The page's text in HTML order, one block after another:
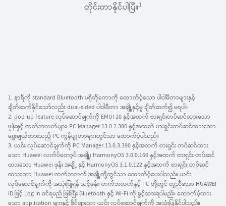
တိုင်းတာနိုင်ပါပြီ။1
windown ပေါ်ထွက်လာပြီး လွယ်ကူစွာချိတ်ဆက်နိုင်ပါသည်။
တပြိုင်နက် ဖွင့်လှစ်အသုံးပြုနိုင်ပါသည်။ Landscape mode နှင့်
ကူးယူ၊ လွှဲပြောင်း နှင့် မျှဝေခြင်းများကို ချိတ်ဆက်ထားသော
1. နာရီကို standard Bluetooth ပရိုတိုကောကို ထောက်ပံ့သော ပါဝါမီတာများနှင့်
ချိတ်ဆက်နိုင်သော်လည်း dual-sided ပါဝါမီတာ အချို့နှင့်မူ ချိတ်ဆက်၍ မရပါ။
2. pop-up feature လုပ်ဆောင်ချက်ကို EMUI 10 နှင့်အထက် ဗားရှင်းတပ်ဆင်ထားသော
ဖုန်းနှင့် တက်ဘလက်များ၊ PC Manager 13.0.2.300 နှင့်အထက် ဗားရှင်းတပ်ဆင်ထားသော
ရွေးချယ်ထားသည့် PC ကွန်ပျူတာများတွင်သာ ထောက်ပံ့ပါသည်။
3. ယင်း လုပ်ဆောင်ချက်ကို PC Manager 13.0.3.390 နှင့်အထက် ဗားရှင်း တပ်ဆင်ထား
သော Huawei လက်ပ်တော့ပ် အချို့၊ HarmonyOS 3.0.0.160 နှင့်အထက် ဗားရှင်း တပ်ဆင်
ထားသော Huawei ဖုန်း အချို့ နှင့် HarmonyOS 3.1.0.122 နှင့်အထက် ဗားရှင်း တပ်ဆင်
ထားသော Huawei တက်ဘလက် အချို့တို့တွင်သာ ထောက်ပံ့ပေးပါသည်။ ယင်း
လုပ်ဆောင်ချက်ကို အသုံးပြုရန် သင့်ဖုန်း၊ တက်ဘလက်နှင့် PC တို့တွင် တူညီသော HUAWEI
ID ဖြင့် Log in ဝင်ရမည် ဖြစ်ပြီး Bluetooth နှင့် Wi-Fi ကို ဖွင့်ထားရပါမည်။ ထောက်ပံ့ထား
သော application များနှင့် ဖိုင်များသာ ယင်း လုပ်ဆောင်ချက်ကို အသုံးပြုနိုင်ပါသည်။